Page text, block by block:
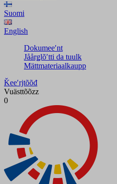
Suomi
English
Dokumeeʹnt
Jåårǥlõʹtti da tuulk
Mättmateriaalkaupp
Ǩeeʹrjtõõđ
Vuästtõõzz
0